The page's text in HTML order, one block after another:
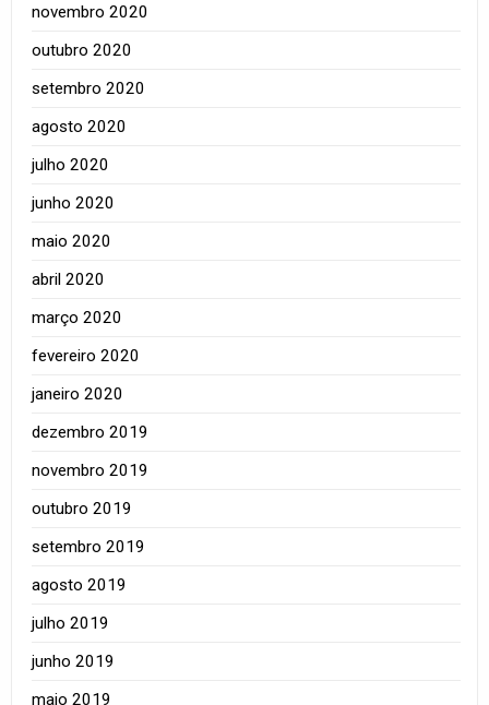
novembro 2020
outubro 2020
setembro 2020
agosto 2020
julho 2020
junho 2020
maio 2020
abril 2020
março 2020
fevereiro 2020
janeiro 2020
dezembro 2019
novembro 2019
outubro 2019
setembro 2019
agosto 2019
julho 2019
junho 2019
maio 2019